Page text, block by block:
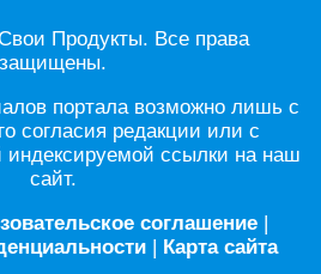
Продукты. Все права
защищены.
портала возможно лишь с
согласия редакции или с
индексируемой ссылки на наш
сайт.
соглашение
| Карта сайта